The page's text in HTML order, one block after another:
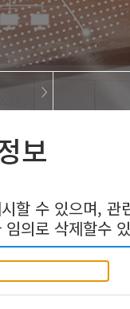
개
정
보
장
티
스
보실
개
보
할 수 있으며, 관
의로 삭제할수